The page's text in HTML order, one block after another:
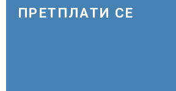
комбинација од
ПРЕТПЛАТИ СЕ